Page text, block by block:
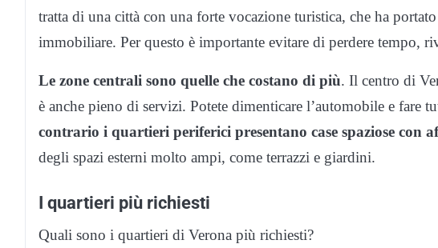
tratta di una città con una forte vocazione turistica, che ha
immobiliare. Per questo è importante evitare di perdere tempo,
Le zone centrali sono quelle che costano di più. Il centro di
è anche pieno di servizi. Potete dimenticare l’automobile e fare
contrario i quartieri periferici presentano case spaziose con
degli spazi esterni molto ampi, come terrazzi e giardini.
I quartieri più richiesti
Quali sono i quartieri di Verona più richiesti?